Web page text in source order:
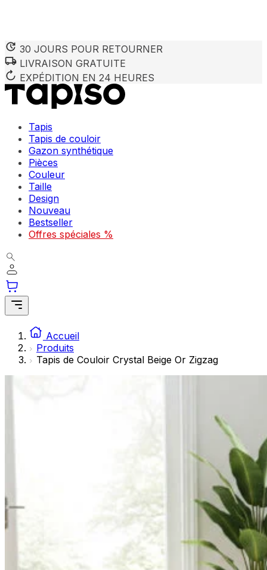
30 JOURS POUR RETOURNER
LIVRAISON GRATUITE
EXPÉDITION EN 24 HEURES
Tapis
Tapis de couloir
Gazon synthétique
Pièces
Couleur
Taille
Design
Nouveau
Bestseller
Offres spéciales %
Accueil
Produits
Tapis de Couloir Crystal Beige Or Zigzag
Nous utilisons des cookies pour personnaliser le contenu
partenaires peuvent combiner ces informations avec
utilisation de leurs services.
Les cookies indispensables sont cruciaux pour les
Les cookies liés aux préférences permettent au site de
comme votre langue préférée ou la région dans laquelle
Les cookies marketing sont utilisés pour suivre les
engageantes pour l'utilisateur individuel et, par